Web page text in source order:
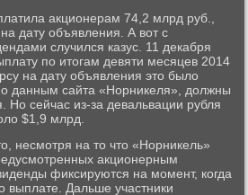
акционерам 74,2 млрд руб.,
дату объявления. А вот с
случился казус. 11 декабря
по итогам девяти месяцев 2014
на дату объявления это было
данным сайта «Норникеля», должны
Но сейчас из-за девальвации рубля
$1,9 млрд.
несмотря на то что «Норникель»
акционерным
фиксируются на момент, когда
выплате. Дальше участники